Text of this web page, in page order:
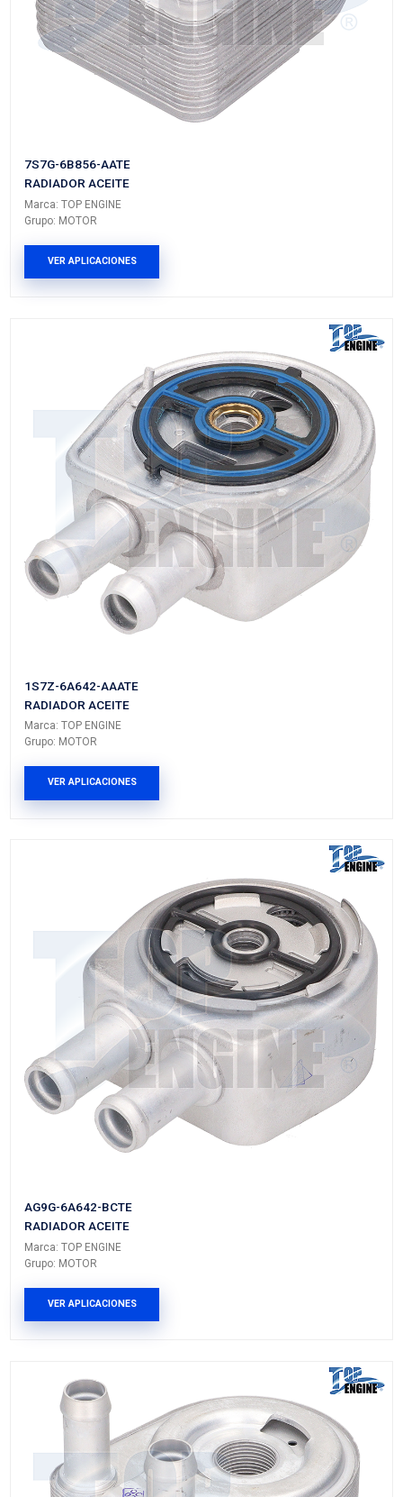
VER APLICACIONES
68105583ALTE
RADIADOR ACEITE
VER APLICACIONES
7S7G-6B856-AATE
RADIADOR ACEITE
VER APLICACIONES